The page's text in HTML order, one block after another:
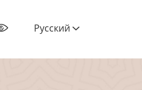
Русский